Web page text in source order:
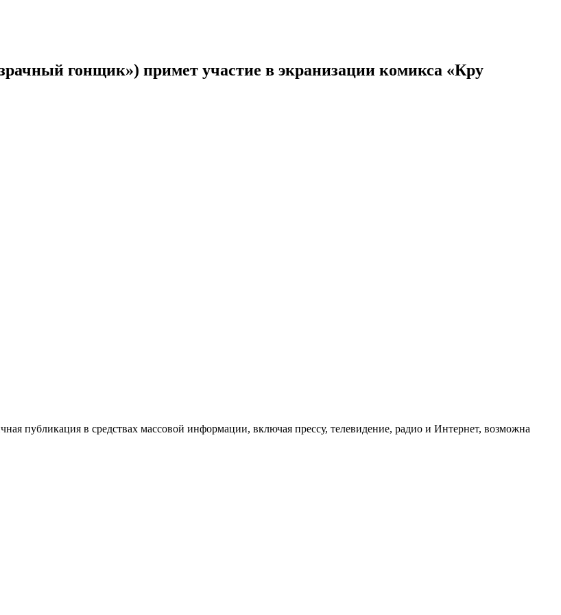
гонщик») примет участие в экранизации комикса «Кру
публикация в средствах массовой информации, включая прессу, телевидение, радио и Интернет, возможна